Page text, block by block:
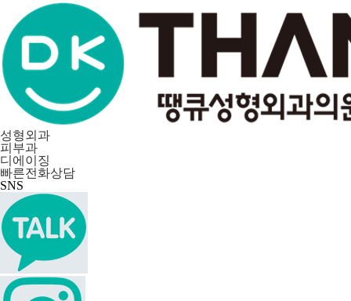
성형외과
피부과
디에이징
빠른전화상담
SNS